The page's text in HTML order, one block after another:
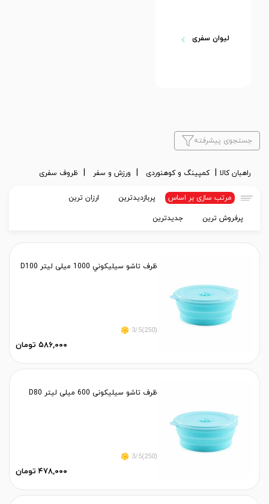
لیوان سفری
جستجوی پیشرفته
راهبان کالا کمپینگ و کوهنوردی ورزش و سفر ظروف سفری
مرتب سازی بر اساس پربازدیدترین ارزان ترین
پرفروش ترین جدیدترین
ظرف تاشو سيليكوني 1000 میلی ليتر D100
(250)3/5
۵۸۶,۰۰۰ تومان
ظرف تاشو سيليكونى 600 ميلى ليتر D80
(250)3/5
۴۷۸,۰۰۰ تومان